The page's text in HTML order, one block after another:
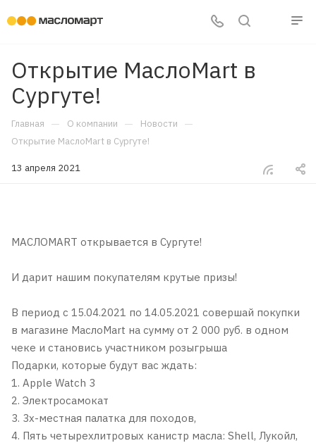
Открытие МаслоMart в
Сургуте!
Главная — О компании — Новости —
Открытие МаслоMart в Сургуте!
13 апреля 2021
МАСЛОMART открывается в Сургуте!
И дарит нашим покупателям крутые призы!
В период с 15.04.2021 по 14.05.2021 совершай покупки
в магазине МаслоMart на сумму от 2 000 руб. в одном
чеке и становись участником розыгрыша
Подарки, которые будут вас ждать:
1. Apple Watch 3
2. Электросамокат
3. 3х-местная палатка для походов,
4. Пять четырехлитровых канистр масла: Shell, Лукойл,